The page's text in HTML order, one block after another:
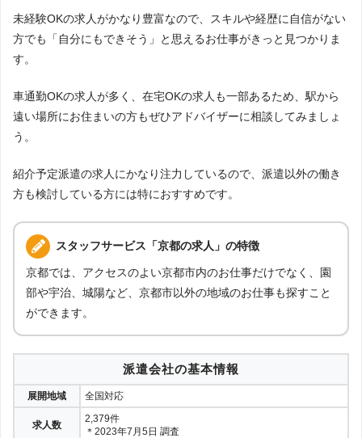
30 ヒューマンスタッフ株式会社 0件
株式会社ビート 0件
30
30 株式会社ワイズ関西 0件
24 キャリアコンサルティング株式会社 1件
26 株式会社kotrio 0件
株式会社スペリオール 0件
26 株式会社ヒューマンネットワーク
26 株式会社ビート 0件
26 株式会社マイリーブ
26 株式会社ワイズ関西 0件
26 株式会社フローム 0件
26 ライフウィズ株式会社
未経験OKの求人がかなり豊富なので、スキルや経歴に自信がない
方でも「自分にもできそう」と思えるお仕事がきっと見つかりま
す。
車通勤OKの求人が多く、在宅OKの求人も一部あるため、駅から
遠い場所にお住まいの方もぜひアドバイザーに相談してみましょ
う。
紹介予定派遣の求人にかなり注力しているので、派遣以外の働き
方も検討している方には特におすすめです。
スタッフサービス「京都の求人」の特徴
京都では、アクセスのよい京都市内のお仕事だけでなく、園
部や宇治、城陽など、京都市以外の地域のお仕事も探すこと
ができます。
派遣会社の基本情報
展開地域 全国対応
求人数
2,379件
＊2023年7月5日 調査